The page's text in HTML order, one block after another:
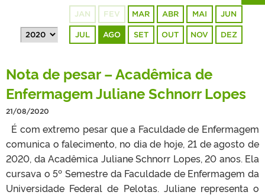
OUVIDORIA
TELEFONES
JAN FEV MAR ABR MAI JUN
JUL AGO SET OUT NOV DEZ
Nota de pesar – Acadêmica de
Enfermagem Juliane Schnorr Lopes
21/08/2020
É com extremo pesar que a Faculdade de Enfermagem
comunica o falecimento, no dia de hoje, 21 de agosto de
2020, da Acadêmica Juliane Schnorr Lopes, 20 anos. Ela
cursava o 5º Semestre da Faculdade de Enfermagem da
Universidade Federal de Pelotas. Juliane representa o